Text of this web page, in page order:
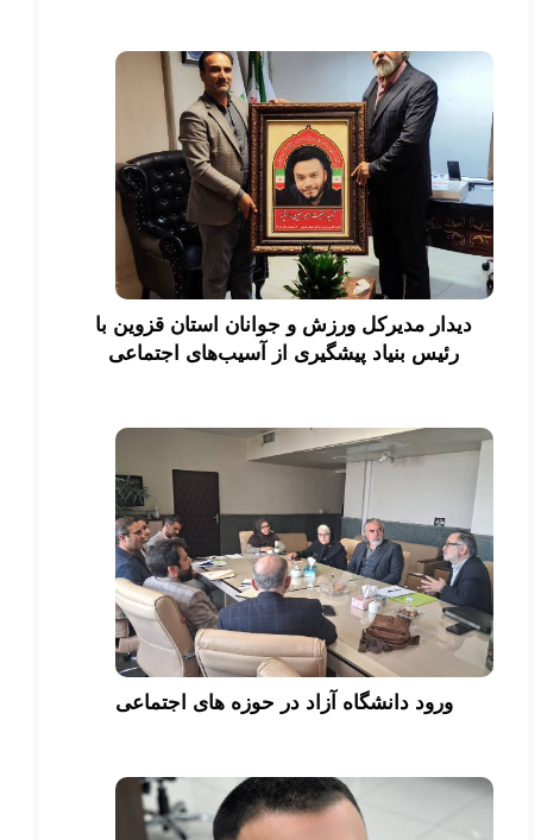
دیدار مدیرکل ورزش و جوانان استان قزوین با
رئیس بنیاد پیشگیری از آسیب‌های اجتماعی
ورود دانشگاه آزاد در حوزه های اجتماعی